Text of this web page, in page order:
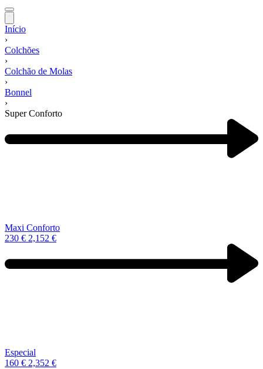
Início
›
Colchões
›
Colchão de Molas
›
Bonnel
›
Super Conforto
de
produtos
Maxi Conforto
230 € 2,152 €
Especial
160 € 2,352 €